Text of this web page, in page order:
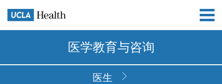
医学教育与咨询
医生